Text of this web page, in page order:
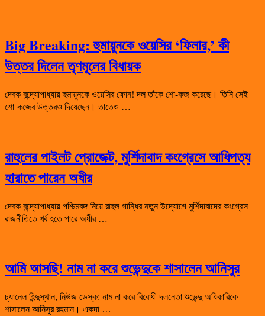
Big Breaking: হুমায়ুনকে ওয়েসির ‘ফিলার,’ কী
উত্তর দিলেন তৃণমূলের বিধায়ক
দেবক বন্দ্যোপাধ্যায় হুমায়ুনকে ওয়েসির ফোন! দল তাঁকে শো-কজ করেছে। তিনি সেই
শো-কজের উত্তরও দিয়েছেন। তাতেও …
রাহুলের পাইলট প্রোজেক্ট, মুর্শিদাবাদ কংগ্রেসে আধিপত্য
হারাতে পারেন অধীর
দেবক বন্দ্যোপাধ্যায় পশ্চিমবঙ্গ নিয়ে রাহুল গান্ধির নতুন উদ্যোগে মুর্শিদাবাদের কংগ্রেস
রাজনীতিতে খর্ব হতে পারে অধীর …
আমি আসছি! নাম না করে শুভেন্দুকে শাসালেন আনিসুর
চ্যানেল হিন্দুস্থান, নিউজ ডেস্ক: নাম না করে বিরোধী দলনেতা শুভেন্দু অধিকারিকে
শাসালেন আনিসুর রহমান। একদা …